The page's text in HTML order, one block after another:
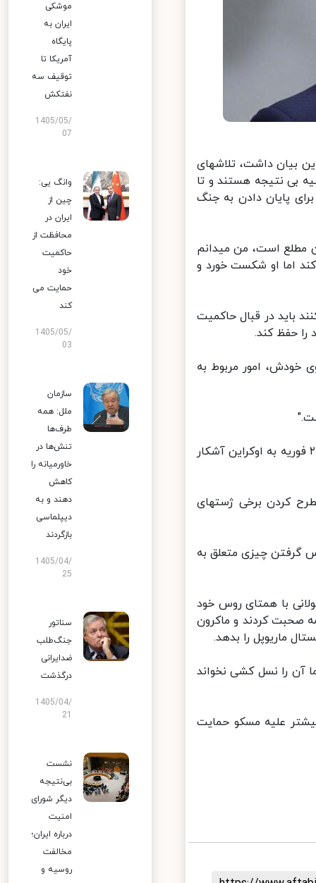
بیان داشت، تلاشهای
بی نتیجه هستند و تا
پایان دادن به جنگ
مطلع است، من میدانم
اما او شکست خورد و
باید در قبال حاکمیت
حفظ کند.
خودش، امور مربوط به
داشت، اهانت روسیه به هر گونه سازشی به نفعش با حمله‌اش در ۲۴ فوریه به اوکراین آشکار
کردن برخی ژستهای
گرفتن چیزی متعلق به
با همتای روس خود
کردند و ماکرون
ماریوپل را بدهد.
آن را نسل کشی نخواند
علیه مسکو حمایت
موشکی
ایران به
پایگاه
آمریکا تا
توقیف سه
نفتکش
1405/05/
07
وانگ یی:
چین از
ایران در
محافظت از
حاکمیت
خود
حمایت می
کند
1405/05/
03
سازمان
ملل: همه
طرف‌ها
تنش‌ها در
خاورمیانه را
کاهش
دهند و به
دیپلماسی
بازگردند
1405/04/
25
سناتور
جنگ‌طلب
ضدایرانی
درگذشت
1405/04/
نشست
بی‌نتیجه
دیگر شورای
امنیت
درباره ایران؛
مخالفت
روسیه و